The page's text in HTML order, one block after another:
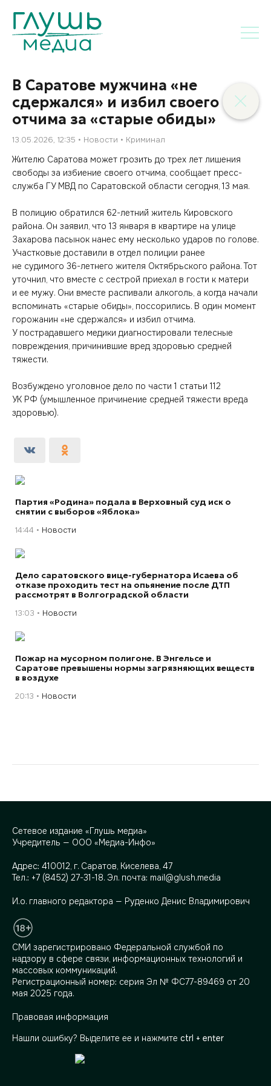
В Саратове мужчина «не
сдержался» и избил своего
отчима за «старые обиды»
13.05.2026, 12:35 Новости Криминал
Жителю Саратова может грозить до трех лет лишения
свободы за избиение своего отчима, сообщает пресс-
служба ГУ МВД по Саратовской области сегодня, 13 мая.
В полицию обратился 62-летний житель Кировского
района. Он заявил, что 13 января в квартире на улице
Захарова пасынок нанес ему несколько ударов по голове.
Участковые доставили в отдел полиции ранее
не судимого 36-летнего жителя Октябрьского района. Тот
уточнил, что вместе с сестрой приехал в гости к матери
и ее мужу. Они вместе распивали алкоголь, а когда начали
вспоминать «старые обиды», поссорились. В один момент
горожанин «не сдержался» и избил отчима.
У пострадавшего медики диагностировали телесные
повреждения, причинившие вред здоровью средней
тяжести.
Возбуждено уголовное дело по части 1 статьи 112
УК РФ (умышленное причинение средней тяжести вреда
здоровью).
Партия «Родина» подала в Верховный суд иск о
снятии с выборов «Яблока»
14:44 Новости
Дело саратовского вице-губернатора Исаева об
отказе проходить тест на опьянение после ДТП
рассмотрят в Волгоградской области
13:03 Новости
Пожар на мусорном полигоне. В Энгельсе и
Саратове превышены нормы загрязняющих веществ
в воздухе
20:13 Новости
Сетевое издание «Глушь медиа»
Учредитель — ООО «Медиа-Инфо»
Адрес: 410012, г. Саратов, Киселева, 47
Тел.: +7 (8452) 27-31-18. Эл. почта: mail@glush.media
И.о. главного редактора — Руденко Денис Владимирович
СМИ зарегистрировано Федеральной службой по
надзору в сфере связи, информационных технологий и
массовых коммуникаций.
Регистрационный номер: серия Эл № ФС77-89469 от 20
мая 2025 года.
Правовая информация
Нашли ошибку? Выделите ее и нажмите ctrl + enter